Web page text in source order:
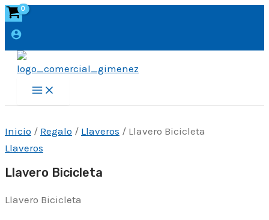
Ir
al
Main
Menu
Inicio / Regalo / Llaveros / Llavero Bicicleta
Llaveros
Llavero Bicicleta
Llavero Bicicleta